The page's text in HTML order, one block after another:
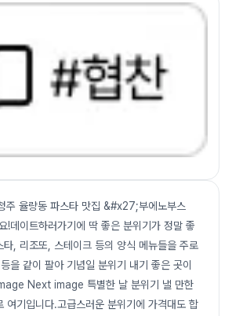
주 율량동 파스타 맛집 &#x27;부에노부스
!데이트하러가기에 딱 좋은 분위기가 정말 좋
타, 리조또, 스테이크 등의 양식 메뉴들을 주로
을 같이 팔아 기념일 분위기 내기 좋은 곳이
Next image 특별한 날 분위기 낼 만한
여기입니다.고급스러운 분위기에 가격대도 합